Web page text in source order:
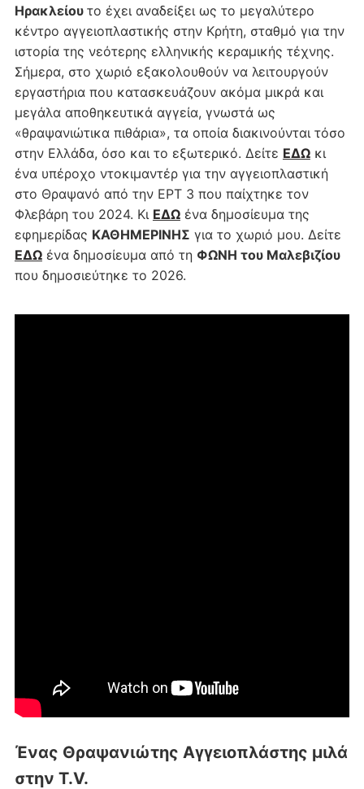
Ηρακλείου το έχει αναδείξει ως το μεγαλύτερο
κέντρο αγγειοπλαστικής στην Κρήτη, σταθμό για την
ιστορία της νεότερης ελληνικής κεραμικής τέχνης.
Σήμερα, στο χωριό εξακολουθούν να λειτουργούν
εργαστήρια που κατασκευάζουν ακόμα μικρά και
μεγάλα αποθηκευτικά αγγεία, γνωστά ως
«θραψανιώτικα πιθάρια», τα οποία διακινούνται τόσο
στην Ελλάδα, όσο και το εξωτερικό. Δείτε ΕΔΩκι
ένα υπέροχο ντοκιμαντέρ για την αγγειοπλαστική
στο Θραψανό από την ΕΡΤ 3 που παίχτηκε τον
Φλεβάρη του 2024. Κι ΕΔΩένα δημοσίευμα της
εφημερίδας ΚΑΘΗΜΕΡΙΝΗΣ για το χωριό μου. Δείτε
ΕΔΩένα δημοσίευμα από τη ΦΩΝΗ του Μαλεβιζίου
που δημοσιεύτηκε το 2026.
Ένας Θραψανιώτης Αγγειοπλάστης μιλά
στην T.V.